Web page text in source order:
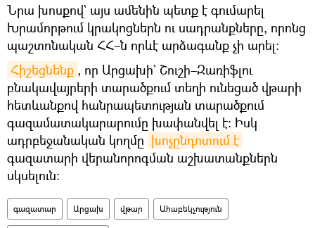
Նրա խոսքով` այս ամենին պետք է գումարել
Խրամորթում կրակոցներն ու սադրանքները, որոնց
պաշտոնական ՀՀ–ն որևէ արձագանք չի արել։
Հիշեցնենք , որ Արցախի` Շուշի–Զառիֆլու
բնակավայրերի տարածքում տեղի ունեցած վթարի
հետևանքով հանրապետության տարածքում
գազամատակարարումը խափանվել է։ Իսկ
ադրբեջանական կողմը խոչընդոտում է
գազատարի վերանորոգման աշխատանքներն
սկսելուն։
գազատար Արցախ վթար Ահաբեկչություն